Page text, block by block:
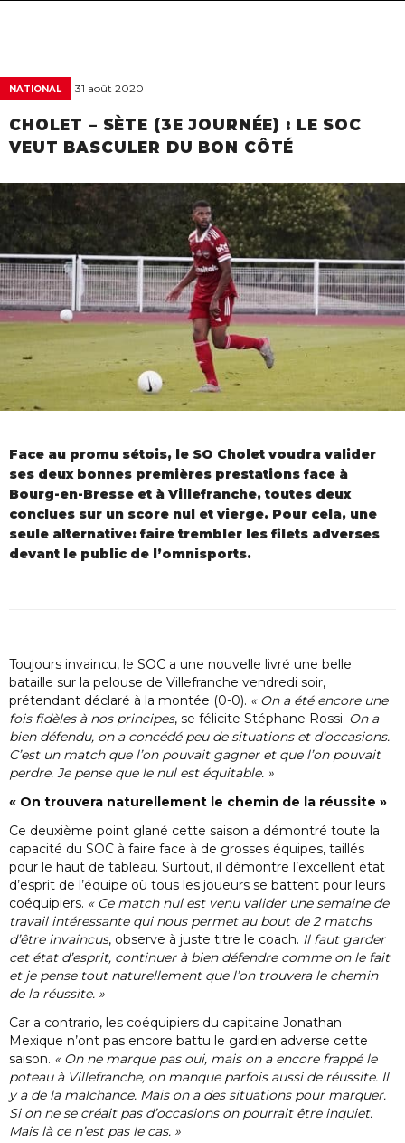
NATIONAL 31 août 2020
CHOLET – SÈTE (3E JOURNÉE) : LE SOC
VEUT BASCULER DU BON CÔTÉ
Face au promu sétois, le SO Cholet voudra valider
ses deux bonnes premières prestations face à
Bourg-en-Bresse et à Villefranche, toutes deux
conclues sur un score nul et vierge. Pour cela, une
seule alternative: faire trembler les filets adverses
devant le public de l’omnisports.
Toujours invaincu, le SOC a une nouvelle livré une belle
bataille sur la pelouse de Villefranche vendredi soir,
prétendant déclaré à la montée (0-0). « On a été encore une
fois fidèles à nos principes, se félicite Stéphane Rossi. On a
bien défendu, on a concédé peu de situations et d’occasions.
C’est un match que l’on pouvait gagner et que l’on pouvait
perdre. Je pense que le nul est équitable. »
« On trouvera naturellement le chemin de la réussite »
Ce deuxième point glané cette saison a démontré toute la
capacité du SOC à faire face à de grosses équipes, taillés
pour le haut de tableau. Surtout, il démontre l’excellent état
d’esprit de l’équipe où tous les joueurs se battent pour leurs
coéquipiers. « Ce match nul est venu valider une semaine de
travail intéressante qui nous permet au bout de 2 matchs
d’être invaincus, observe à juste titre le coach. Il faut garder
cet état d’esprit, continuer à bien défendre comme on le fait
et je pense tout naturellement que l’on trouvera le chemin
de la réussite. »
Car a contrario, les coéquipiers du capitaine Jonathan
Mexique n’ont pas encore battu le gardien adverse cette
saison. « On ne marque pas oui, mais on a encore frappé le
poteau à Villefranche, on manque parfois aussi de réussite. Il
y a de la malchance. Mais on a des situations pour marquer.
Si on ne se créait pas d’occasions on pourrait être inquiet.
Mais là ce n’est pas le cas. »